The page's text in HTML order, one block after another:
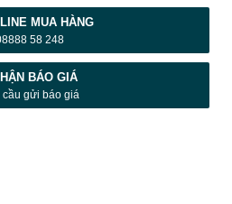
MUA HÀNG
58 248
BÁO GIÁ
cầu gửi báo giá